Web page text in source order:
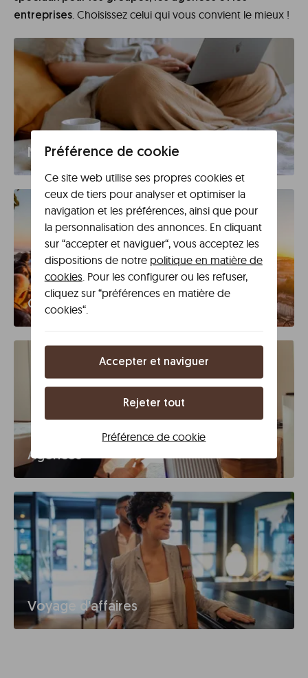
entreprises. Choisissez celui qui vous convient le mieux !
Moyen séjour
Groupes de 9+
Agences
Voyage d'affaires
Préférence de cookie
Ce site web utilise ses propres cookies et
ceux de tiers pour analyser et optimiser la
navigation et les préférences, ainsi que pour
la personnalisation des annonces. En cliquant
sur “accepter et naviguer“, vous acceptez les
dispositions de notre politique en matière de
cookies. Pour les configurer ou les refuser,
cliquez sur “préférences en matière de
cookies“.
Accepter et naviguer
Rejeter tout
Préférence de cookie